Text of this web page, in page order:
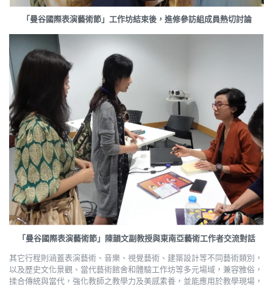
「曼谷國際表演藝術節」工作坊結束後，進修參訪組成員熱切討論
「曼谷國際表演藝術節」陳韻文副教授與東南亞藝術工作者交流對話
其它行程則涵蓋表演藝術、音樂、視覺藝術、建築設計等不同藝術類別，
以及歷史文化景觀、當代藝術館舍和體驗工作坊等多元場域，兼容雅俗，
揉合傳統與當代，強化教師之教學力及美感素養，並能應用於教學現場，